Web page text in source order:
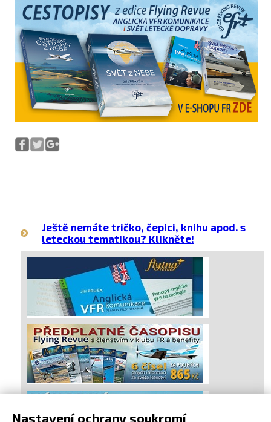
Ještě nemáte tričko, čepici, knihu apod. s
leteckou tematikou? Klikněte!
Nastavení ochrany soukromí